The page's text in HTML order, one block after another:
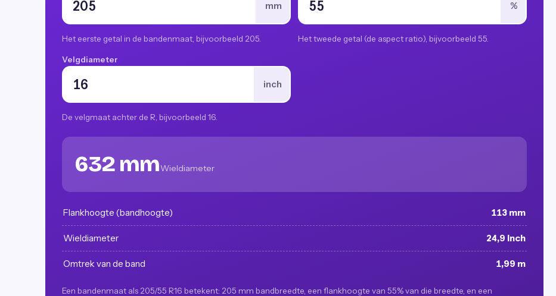
mm
Het eerste getal in de bandenmaat, bijvoorbeeld 205.
%
Het tweede getal (de aspect ratio), bijvoorbeeld 55.
Velgdiameter
inch
De velgmaat achter de R, bijvoorbeeld 16.
632 mmWieldiameter
Flankhoogte (bandhoogte) 113 mm
Wieldiameter 24,9 inch
Omtrek van de band 1,99 m
Een bandenmaat als 205/55 R16 betekent: 205 mm bandbreedte, een flankhoogte van 55% van die breedte, en een